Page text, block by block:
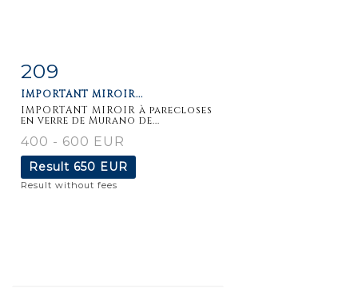
Item detail
209
IMPORTANT MIROIR...
IMPORTANT MIROIR à parecloses
en verre de Murano de...
400 - 600 EUR
Result 650 EUR
Result without fees